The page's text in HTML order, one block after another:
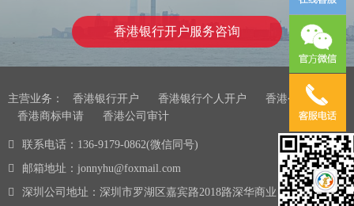
香港银行开户服务咨询
主营业务： 香港银行开户 香港银行个人开户
香港公司注册
香港商标申请
香港公司审计
联系电话：136-9179-0862(微信同号)
邮箱地址：jonnyhu@foxmail.com
深圳公司地址：深圳市罗湖区嘉宾路2018路深华商业